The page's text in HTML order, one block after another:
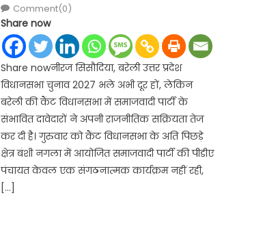
Comment(0)
Share now
Share nowनीरज सिसौदिया, बरेली उत्तर प्रदेश
विधानसभा चुनाव 2027 भले अभी दूर हों, लेकिन
बरेली की कैंट विधानसभा में समाजवादी पार्टी के
संभावित दावेदारों ने अपनी राजनीतिक सक्रियता तेज
कर दी है। गुरुवार को कैंट विधानसभा के अति पिछड़े
क्षेत्र बंशी नगला में आयोजित समाजवादी पार्टी की पीडीए
पंचायत केवल एक संगठनात्मक कार्यक्रम नहीं रही,
[…]